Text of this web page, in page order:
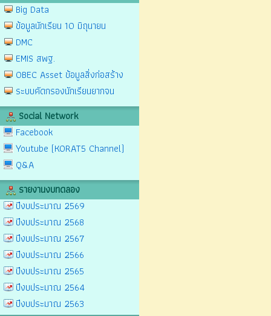
Big Data
ข้อมูลนักเรียน 10 มิถุนายน
DMC
EMIS สพฐ.
OBEC Asset ข้อมูลสิ่งก่อสร้าง
ระบบคัดกรองนักเรียนยากจน
Social Network
Facebook
Youtube (KORAT5 Channel)
Q&A
รายงานงบทดลอง
ปีงบประมาณ 2569
ปีงบประมาณ 2568
ปีงบประมาณ 2567
ปีงบประมาณ 2566
ปีงบประมาณ 2565
ปีงบประมาณ 2564
ปีงบประมาณ 2563